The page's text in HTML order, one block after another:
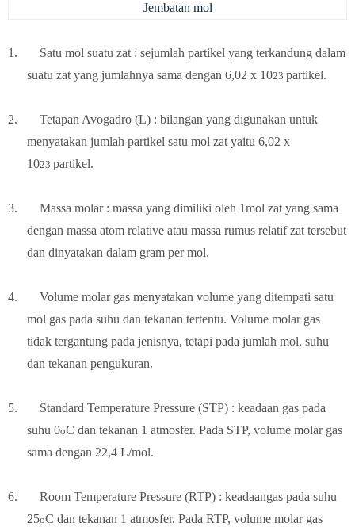
Jembatan mol
1.
Satu mol suatu zat : sejumlah partikel yang terkandung dalam
suatu zat yang jumlahnya sama dengan 6,02 x 1023 partikel.
2.
Tetapan Avogadro (L) : bilangan yang digunakan untuk
menyatakan jumlah partikel satu mol zat yaitu 6,02 x
1023 partikel.
3.
Massa molar : massa yang dimiliki oleh 1mol zat yang sama
dengan massa atom relative atau massa rumus relatif zat tersebut
dan dinyatakan dalam gram per mol.
4.
Volume molar gas menyatakan volume yang ditempati satu
mol gas pada suhu dan tekanan tertentu. Volume molar gas
tidak tergantung pada jenisnya, tetapi pada jumlah mol, suhu
dan tekanan pengukuran.
5.
Standard Temperature Pressure (STP) : keadaan gas pada
suhu 0oC dan tekanan 1 atmosfer. Pada STP, volume molar gas
sama dengan 22,4 L/mol.
6.
Room Temperature Pressure (RTP) : keadaangas pada suhu
25oC dan tekanan 1 atmosfer. Pada RTP, volume molar gas